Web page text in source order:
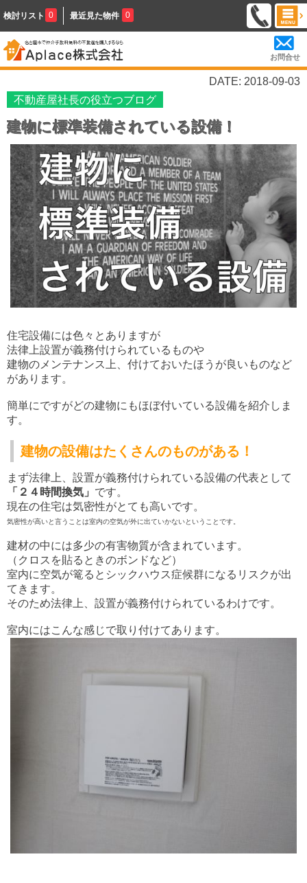
検討リスト 0 最近見た物件 0
お問合せ
DATE: 2018-09-03
不動産屋社長の役立つブログ
建物に標準装備されている設備！
住宅設備には色々とありますが
法律上設置が義務付けられているものや
建物のメンテナンス上、付けておいたほうが良いものなど
があります。
簡単にですがどの建物にもほぼ付いている設備を紹介しま
す。
建物の設備はたくさんのものがある！
まず法律上、設置が義務付けられている設備の代表として
「２４時間換気」 です。
現在の住宅は気密性がとても高いです。
気密性が高いと言うことは室内の空気が外に出ていかないということです。
建材の中には多少の有害物質が含まれています。
（クロスを貼るときのボンドなど）
室内に空気が篭るとシックハウス症候群になるリスクが出
てきます。
そのため法律上、設置が義務付けられているわけです。
室内にはこんな感じで取り付けてあります。